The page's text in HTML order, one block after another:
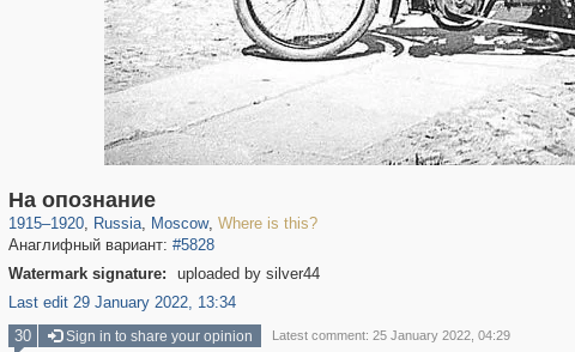
На опознание
1915–1920, Russia
1,406,803
, Moscow
319,864
, Where is this?
Анаглифный вариант: #5828
Watermark signature:
uploaded by silver44
Last edit 29 January 2022, 13:34
30 Sign in to share your opinion Latest comment: 25 January 2022, 04:29